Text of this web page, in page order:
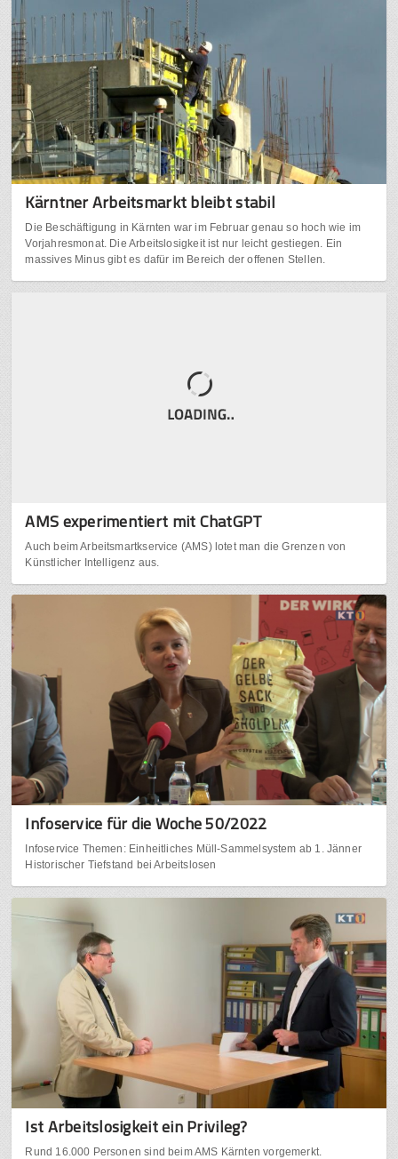
Kärntner Arbeitsmarkt bleibt stabil
Die Beschäftigung in Kärnten war im Februar genau so hoch wie im
Vorjahresmonat. Die Arbeitslosigkeit ist nur leicht gestiegen. Ein
massives Minus gibt es dafür im Bereich der offenen Stellen.
AMS experimentiert mit ChatGPT
Auch beim Arbeitsmartkservice (AMS) lotet man die Grenzen von
Künstlicher Intelligenz aus.
Infoservice für die Woche 50/2022
Infoservice Themen: Einheitliches Müll-Sammelsystem ab 1. Jänner
Historischer Tiefstand bei Arbeitslosen
Ist Arbeitslosigkeit ein Privileg?
Rund 16.000 Personen sind beim AMS Kärnten vorgemerkt.